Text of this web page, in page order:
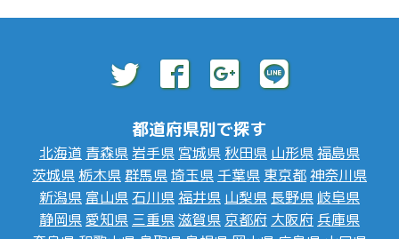
都道府県別で探す
北海道 青森県 岩手県 宮城県 秋田県 山形県福島県
茨城県 栃木県群馬県埼玉県 千葉県 東京都神奈川県
新潟県 富山県 石川県福井県 山梨県 長野県 岐阜県
静岡県愛知県 三重県滋賀県 京都府 大阪府 兵庫県